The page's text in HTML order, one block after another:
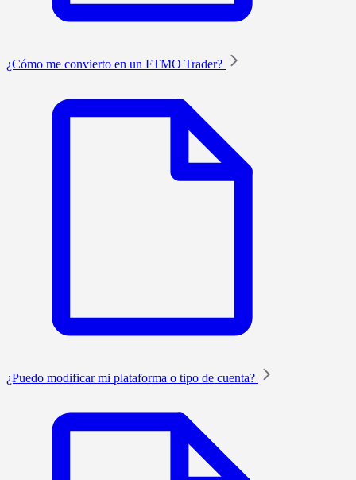
¿Cómo me convierto en un FTMO Trader?
¿Puedo modificar mi plataforma o tipo de cuenta?